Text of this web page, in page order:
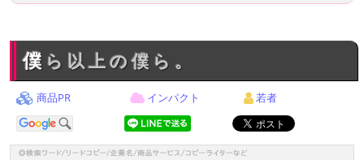
僕ら以上の僕ら。
商品PR インパクト 若者